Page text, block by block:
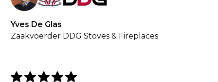
Yves De Glas
Zaakvoerder DDG Stoves & Fireplaces